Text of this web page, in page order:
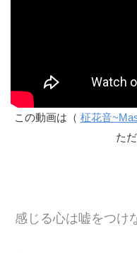
この動画は（ 柾花音
た
感じる心は嘘をつけ